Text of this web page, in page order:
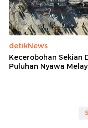
detikNews
Kecerobohan Sekian
Puluhan Nyawa